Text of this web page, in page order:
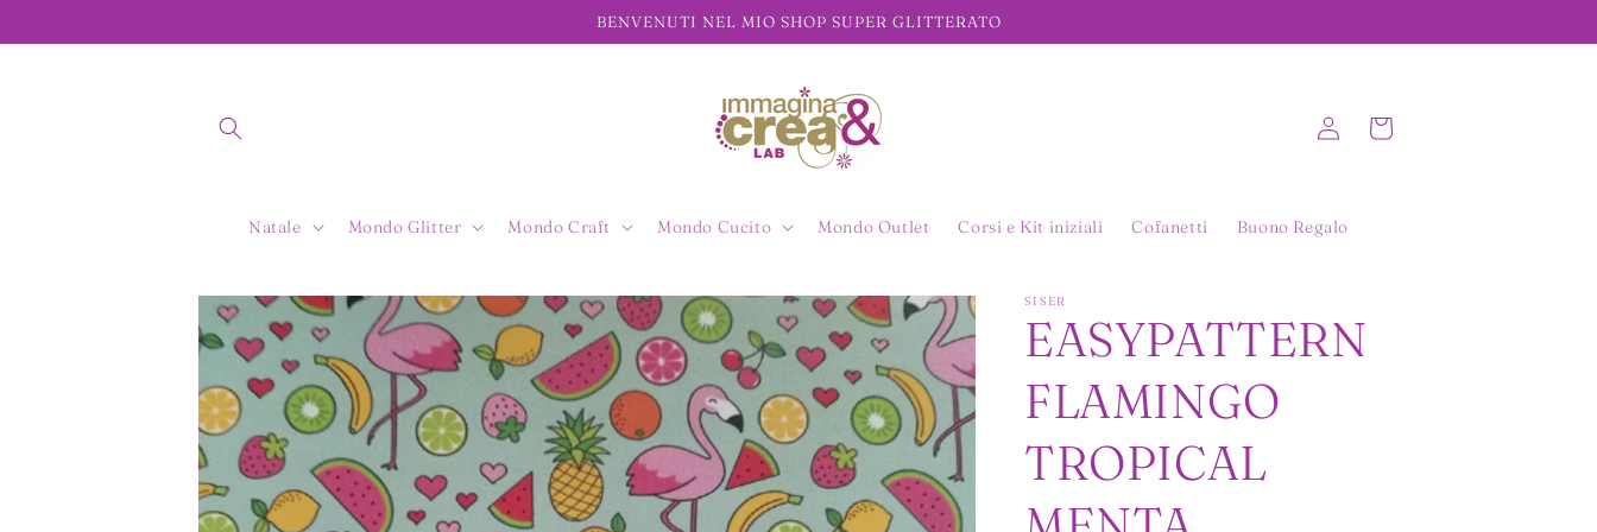
ai contenuti
BENVENUTI NEL MIO SHOP SUPER GLITTERATO
Natale Mondo Glitter Mondo Craft Mondo Cucito Mondo Outlet Corsi e Kit iniziali Cofanetti Buono Regalo
Accedi Carrello
Passa alle
informazioni
sul prodotto
SISER
EASYPATTERN
FLAMINGO
TROPICAL